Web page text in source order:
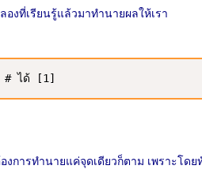
งที่เรียนรู้แล้วมาทำนายผลให้เรา
ได้ [1]
การทำนายแค่จุดเดียวก็ตาม เพราะโด